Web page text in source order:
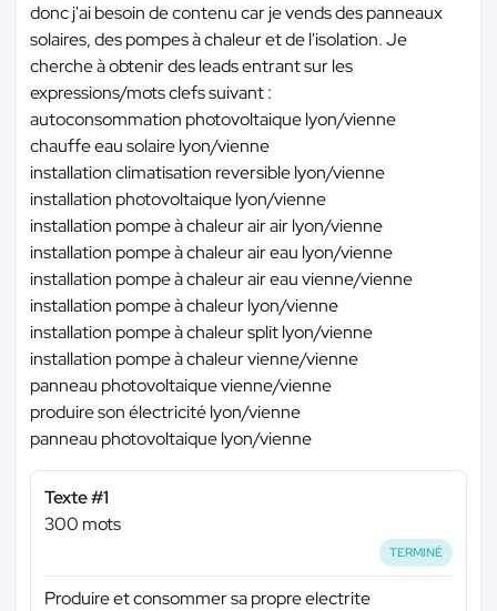
donc j'ai besoin de contenu car je vends des panneaux
solaires, des pompes à chaleur et de l'isolation. Je
cherche à obtenir des leads entrant sur les
expressions/mots clefs suivant :
autoconsommation photovoltaique lyon/vienne
chauffe eau solaire lyon/vienne
installation climatisation reversible lyon/vienne
installation photovoltaique lyon/vienne
installation pompe à chaleur air air lyon/vienne
installation pompe à chaleur air eau lyon/vienne
installation pompe à chaleur air eau vienne/vienne
installation pompe à chaleur lyon/vienne
installation pompe à chaleur split lyon/vienne
installation pompe à chaleur vienne/vienne
panneau photovoltaique vienne/vienne
produire son électricité lyon/vienne
panneau photovoltaique lyon/vienne
Texte #1
300 mots
TERMINÉ
Produire et consommer sa propre electrite